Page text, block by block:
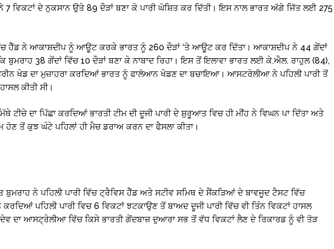
ਵਿਕਟਾਂ ਦੇ ਨੁਕਸਾਨ ਉਤੇ 89 ਦੌੜਾਂ ਬਣਾ ਕੇ ਪਾਰੀ ਘੋਸ਼ਿਤ ਕਰ ਦਿੱਤੀ। ਇਸ ਨਾਲ ਭਾਰਤ ਅੱਗੇ ਜਿੱਤ ਲਈ 275
ਹੈੱਡ ਨੇ ਆਕਾਸ਼ਦੀਪ ਨੂੰ ਆਊਟ ਕਰਕੇ ਭਾਰਤ ਨੂੰ 260 ਦੌੜਾਂ ‘ਤੇ ਆਊਟ ਕਰ ਦਿੱਤਾ। ਆਕਾਸ਼ਦੀਪ ਨੇ 44 ਗੇਂਦਾਂ
ਬੁਮਰਾਹ 38 ਗੇਂਦਾਂ ਵਿੱਚ 10 ਦੌੜਾਂ ਬਣਾ ਕੇ ਨਾਬਾਦ ਰਿਹਾ। ਇਸ ਤੋਂ ਇਲਾਵਾ ਭਾਰਤ ਲਈ ਕੇ.ਐਲ. ਰਾਹੁਲ (84),
ਖੇਡ ਦਾ ਮੁਜ਼ਾਹਰਾ ਕਰਦਿਆਂ ਭਾਰਤ ਨੂੰ ਫਾਲੋਆਨ ਖੇਡਣ ਦਾ ਬਚਾਇਆ। ਆਸਟਰੇਲੀਆ ਨੇ ਪਹਿਲੀ ਪਾਰੀ ਤੋਂ
ਕੀਤੀ ਸੀ।
ਟੀਚੇ ਦਾ ਪਿੱਛਾ ਕਰਦਿਆਂ ਭਾਰਤੀ ਟੀਮ ਦੀ ਦੂਜੀ ਪਾਰੀ ਦੇ ਸ਼ੁਰੂਆਤ ਵਿਚ ਹੀ ਮੀਂਹ ਨੇ ਵਿਘਨ ਪਾ ਦਿੱਤਾ ਅਤੇ
ਹੋਣ ਤੋਂ ਕੁਝ ਘੰਟੇ ਪਹਿਲਾਂ ਹੀ ਮੈਚ ਡਰਾਅ ਕਰਨ ਦਾ ਫੈਸਲਾ ਕੀਤਾ।
ਬੁਮਰਾਹ ਨੇ ਪਹਿਲੀ ਪਾਰੀ ਵਿੱਚ ਟ੍ਰੈਵਿਸ ਹੈੱਡ ਅਤੇ ਸਟੀਵ ਸਮਿਥ ਦੇ ਸੈਂਕੜਿਆਂ ਦੇ ਬਾਵਜੂਦ ਟੈਸਟ ਵਿੱਚ
ਪਹਿਲੀ ਪਾਰੀ ਵਿਚ 6 ਵਿਕਟਾਂ ਝਟਕਾਉਣ ਤੋਂ ਬਾਅਦ ਦੂਜੀ ਪਾਰੀ ਵਿੱਚ ਵੀ ਤਿੰਨ ਵਿਕਟਾਂ ਹਾਸਲ
ਦਾ ਆਸਟ੍ਰੇਲੀਆ ਵਿੱਚ ਕਿਸੇ ਭਾਰਤੀ ਗੇਂਦਬਾਜ਼ ਦੁਆਰਾ ਸਭ ਤੋਂ ਵੱਧ ਵਿਕਟਾਂ ਲੈਣ ਦੇ ਰਿਕਾਰਡ ਨੂੰ ਵੀ ਤੋੜ